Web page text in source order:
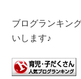
ブログランキン
いします♪